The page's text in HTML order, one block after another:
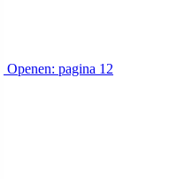
Openen: pagina 12